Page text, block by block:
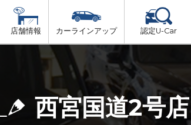
店舗情報
覧 但馬
播磨
カーラインアップ 認定U-Car
ス 車検（法定24か月点検）
法定 12ヶ月 点検
西宮国道2号